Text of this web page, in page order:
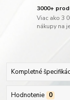
3000+
Viac ako 3
nákupy na
Kompletné
Hodnotenie 0